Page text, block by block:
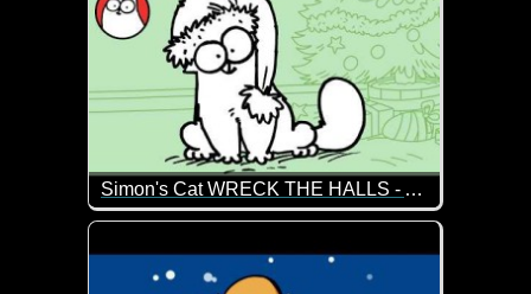
Simon's Cat WRECK THE HALLS - A CHRISTMAS SPECIAL
Irgendwie kommt es anders als man denkt. Der